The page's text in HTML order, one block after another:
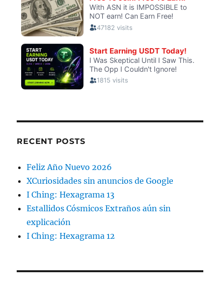
RECENT POSTS
Feliz Año Nuevo 2026
XCuriosidades sin anuncios de Google
I Ching: Hexagrama 13
Estallidos Cósmicos Extraños aún sin
explicación
I Ching: Hexagrama 12